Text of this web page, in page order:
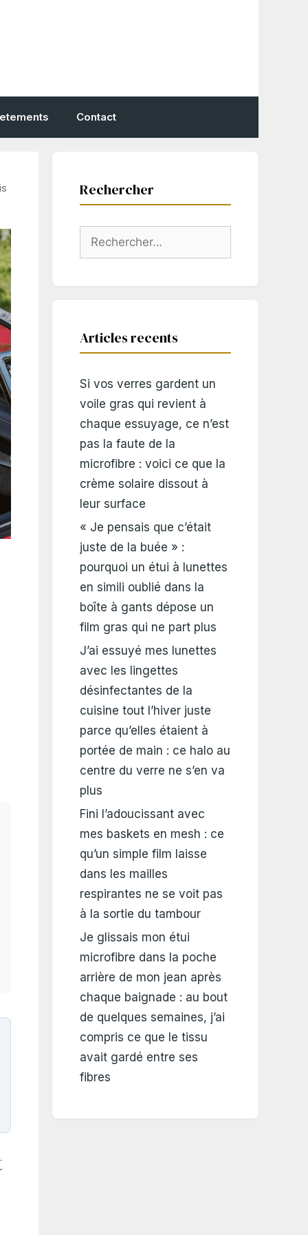
Contact
Rechercher
Rechercher :
Articles recents
Si vos verres gardent un
voile gras qui revient à
chaque essuyage, ce n’est
pas la faute de la
microfibre : voici ce que la
crème solaire dissout à
leur surface
« Je pensais que c’était
juste de la buée » :
pourquoi un étui à lunettes
en simili oublié dans la
boîte à gants dépose un
film gras qui ne part plus
J’ai essuyé mes lunettes
avec les lingettes
désinfectantes de la
cuisine tout l’hiver juste
parce qu’elles étaient à
portée de main : ce halo au
centre du verre ne s’en va
plus
Fini l’adoucissant avec
mes baskets en mesh : ce
qu’un simple film laisse
dans les mailles
respirantes ne se voit pas
à la sortie du tambour
Je glissais mon étui
microfibre dans la poche
arrière de mon jean après
chaque baignade : au bout
de quelques semaines, j’ai
compris ce que le tissu
avait gardé entre ses
fibres